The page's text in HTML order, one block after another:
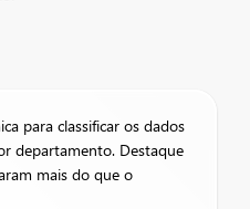
para classificar os dados
departamento. Destaque
mais do que o